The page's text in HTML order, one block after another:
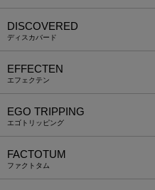
DISCOVERED
ディスカバード
EFFECTEN
エフェクテン
EGO TRIPPING
エゴトリッピング
FACTOTUM
ファクトタム